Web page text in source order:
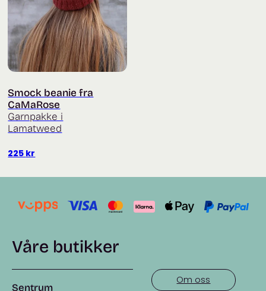
Smock beanie fra
CaMaRose
Garnpakke i
Lamatweed
225 kr
Våre butikker
Sentrum
Om oss